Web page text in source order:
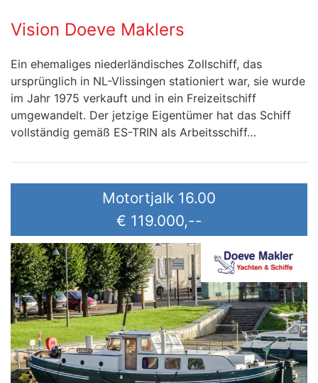
Vision Doeve Maklers
Ein ehemaliges niederländisches Zollschiff, das
ursprünglich in NL-Vlissingen stationiert war, sie wurde
im Jahr 1975 verkauft und in ein Freizeitschiff
umgewandelt. Der jetzige Eigentümer hat das Schiff
vollständig gemäß ES-TRIN als Arbeitsschiff…
Motortjalk 16.00
€ 119.000,--